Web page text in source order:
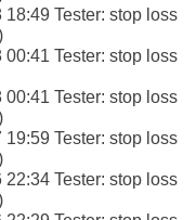
Tester: stop loss
Tester: stop loss
Tester: stop loss
Tester: stop loss
Tester: stop loss